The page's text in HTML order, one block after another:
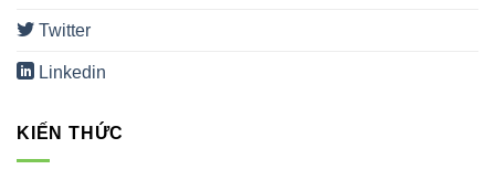
Twitter
Linkedin
KIẾN THỨC